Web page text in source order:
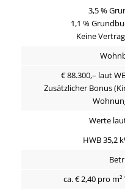
3,5 %
1,1 %
Keine
€ 88.300,– laut
Zusätzlicher Bonus
Werte
HWB 35,2
ca. € 2,40 pro